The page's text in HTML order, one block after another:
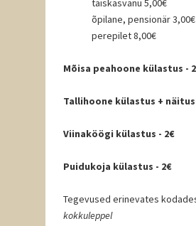
täiskasvanu 5,00€
õpilane, pensionär 3,00€
perepilet 8,00€
Mõisa peahoone külastus -
Tallihoone külastus +
Viinaköögi külastus - 2€
Puidukoja külastus - 2€
Tegevused erinevates
kokkuleppel